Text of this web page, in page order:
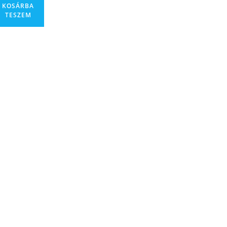
KOSÁRBA
TESZEM